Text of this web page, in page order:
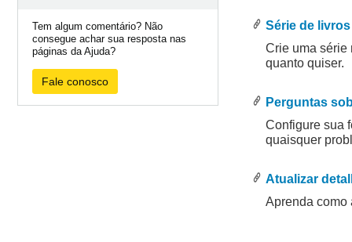
Tem algum comentário? Não
consegue achar sua resposta nas
páginas da Ajuda?
Fale conosco
Série de livros
Crie uma série
quanto quiser.
Perguntas
Configure sua
quaisquer
Atualizar
Aprenda como